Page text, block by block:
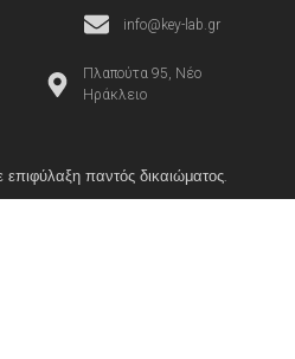
info@key-lab.gr
Πλαπούτα 95, Νέο
Ηράκλειο
παντός δικαιώματος.